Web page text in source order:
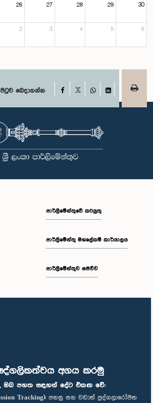
අගය කරමු
ඔබ පහත සඳහන් දේට එකඟ වේ:
Tracking): පහසු සහ වඩාත් පුද්ගලාරෝපිත
26 27 28 29 30
2 3 4 5 6
බෙදාගන්න Facebook
පාර්ලිමේන්තුවේ කටයුතු
පාර්ලිමේන්තු මහලේකම් කාර්යාලය
පාර්ලිමේන්තුව සජීවීව